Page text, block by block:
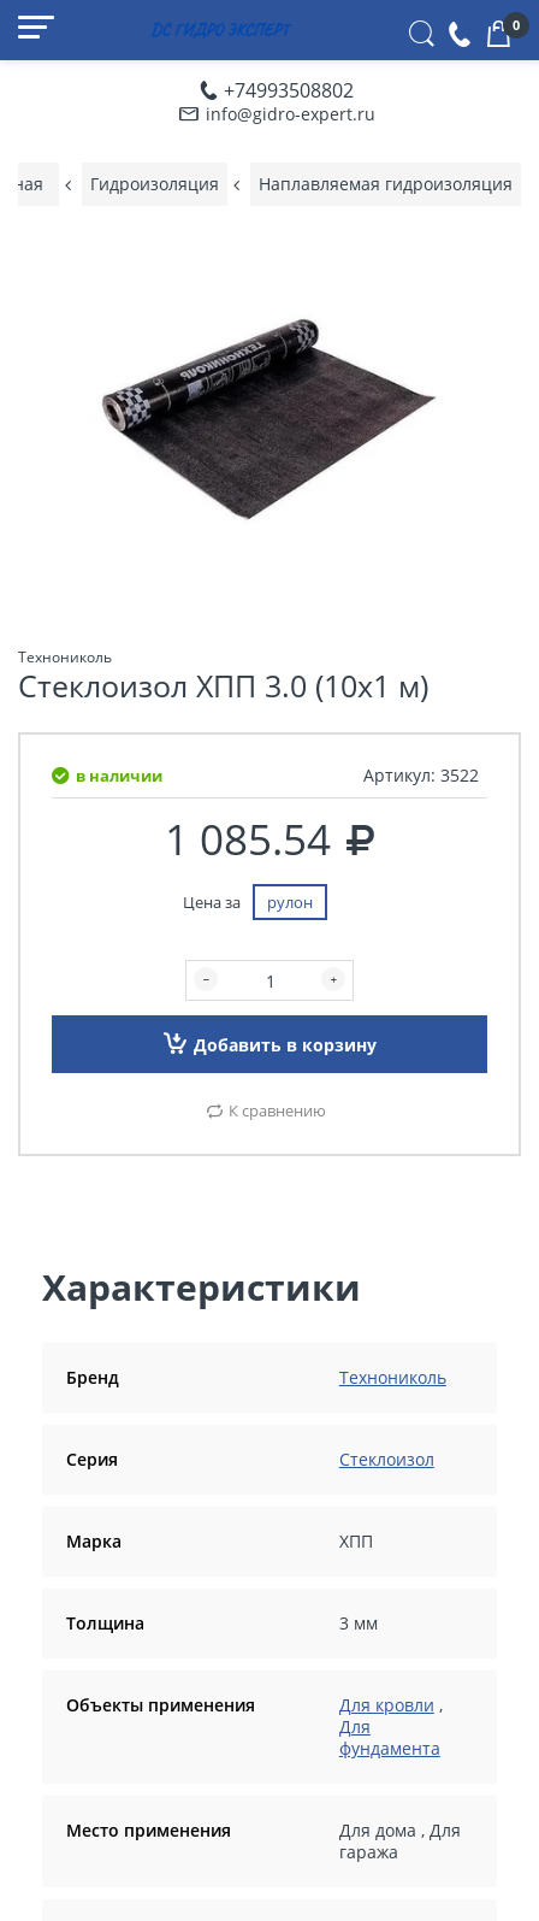
+74993508802
info@gidro-expert.ru
0
Гидроизоляция Наплавляемая гидроизоляция
Технониколь
Стеклоизол ХПП 3.0 (10х1 м)
в наличии Артикул: 3522
1 085.54
Цена за рулон
Добавить в корзину
К сравнению
Характеристики
Бренд Технониколь
Серия Стеклоизол
Марка ХПП
Толщина 3 мм
Объекты применения Для кровли ,
Для
фундамента
Место применения Для дома , Для
гаража